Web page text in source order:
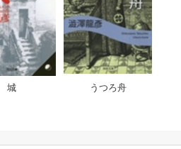
ることが珍しい作品でもありました
城 うつろ舟